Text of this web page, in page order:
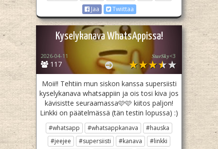
Jaa
Twiittaa
Kyselykanava WhatsAppissa!
117
2026-04-11 𝑺𝒕𝒂𝒓𝑺𝒌𝒚<3
Moii!! Tehtiin mun siskon kanssa supersiisti
kyselykanava whatsappiin ja ois tosi kiva jos
kävisistte seuraamassa🩷🩷 kiitos paljon!
Linkki on päätelmässä (tän testin lopussa) :)
#whatsapp #whatsappkanava
#hauska
#jeejee
#supersiisti #kanava
#linkki